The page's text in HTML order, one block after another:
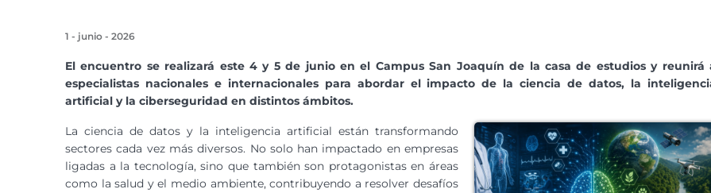
1 - junio - 2026
El encuentro se realizará este 4 y 5 de junio en el Campus San Joaquín de la casa de estudios y reunirá
especialistas nacionales e internacionales para abordar el impacto de la ciencia de datos, la
artificial y la ciberseguridad en distintos ámbitos.
La ciencia de datos y la inteligencia artificial están transformando
sectores cada vez más diversos. No solo han impactado en empresas
ligadas a la tecnología, sino que también son protagonistas en áreas
como la salud y el medio ambiente, contribuyendo a resolver desafíos